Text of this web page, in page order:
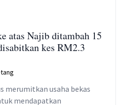
atas Najib ditambah 15
kes RM2.3
merumitkan usaha bekas
mendapatkan